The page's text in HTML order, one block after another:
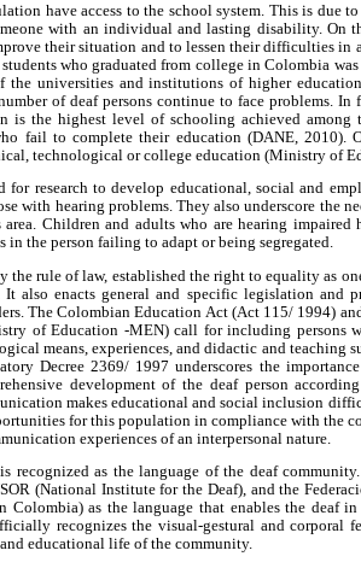
have access to the school system. This is due
with an individual and lasting disability. On
their situation and to lessen their difficulties in
who graduated from college in Colombia
universities and institutions of higher
of deaf persons continue to face problems.
is the highest level of schooling achieved among
fail to complete their education (DANE, 2010).
technological or college education (Ministry of
for research to develop educational, social and
with hearing problems. They also underscore the
Children and adults who are hearing
in the person failing to adapt or being segregated.
the rule of law, established the right to equality as
It also enacts general and specific legislation and
The Colombian Education Act (Act 115/ 1994)
of Education -MEN) call for including persons
means, experiences, and didactic and teaching
Decree 2369/ 1997 underscores the
development of the deaf person
makes educational and social inclusion
for this population in compliance with the
experiences of an interpersonal nature.
recognized as the language of the deaf
(National Institute for the Deaf), and the
Colombia) as the language that enables the deaf
recognizes the visual-gestural and corporal
educational life of the community.